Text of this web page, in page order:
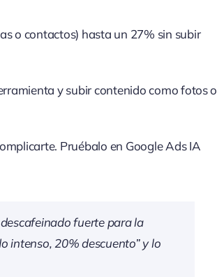
o contactos) hasta un 27% sin subir
y subir contenido como fotos o
Pruébalo en Google Ads IA
fuerte para la
intenso, 20% descuento” y lo